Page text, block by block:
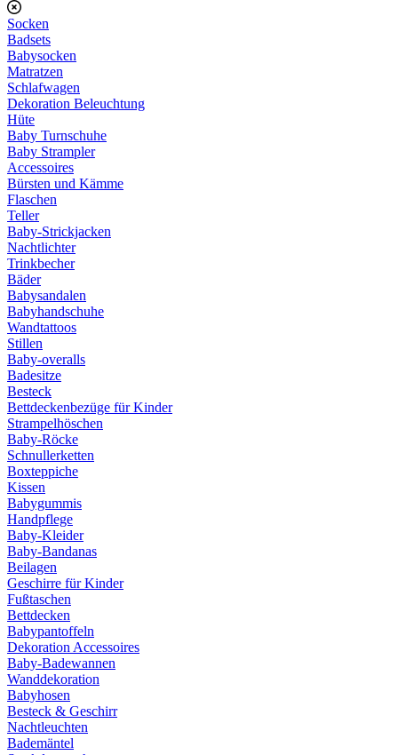
Socken
Badsets
Babysocken
Matratzen
Schlafwagen
Dekoration Beleuchtung
Hüte
Baby Turnschuhe
Baby Strampler
Accessoires
Bürsten und Kämme
Flaschen
Teller
Baby-Strickjacken
Nachtlichter
Trinkbecher
Bäder
Babysandalen
Babyhandschuhe
Wandtattoos
Stillen
Baby-overalls
Badesitze
Besteck
Bettdeckenbezüge für Kinder
Strampelhöschen
Baby-Röcke
Schnullerketten
Boxteppiche
Kissen
Babygummis
Handpflege
Baby-Kleider
Baby-Bandanas
Beilagen
Geschirre für Kinder
Fußtaschen
Bettdecken
Babypantoffeln
Dekoration Accessoires
Baby-Badewannen
Wanddekoration
Babyhosen
Besteck & Geschirr
Nachtleuchten
Bademäntel